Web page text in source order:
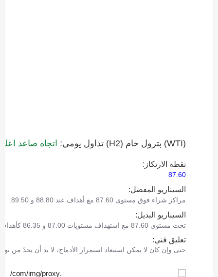
(WTI)‎ بترول خام (H2)‎ تداول يومي: اتجاه صاعد اعلى
نقطة الارتكاز:
87.60
السيناريو المفضل:
مراكز شراء فوق مستوى 87.60 مع أهداف عند 88.80 و 89.50.
السيناريو البديل:
تحت مستوى 87.60 مع استهداف مستويات 87.00 و 86.35 كأهداف.
تعليق فني:
حتى وإن كان لا يمكن استبعاد استمرار الأدماج، لا بد أن يحدّ من